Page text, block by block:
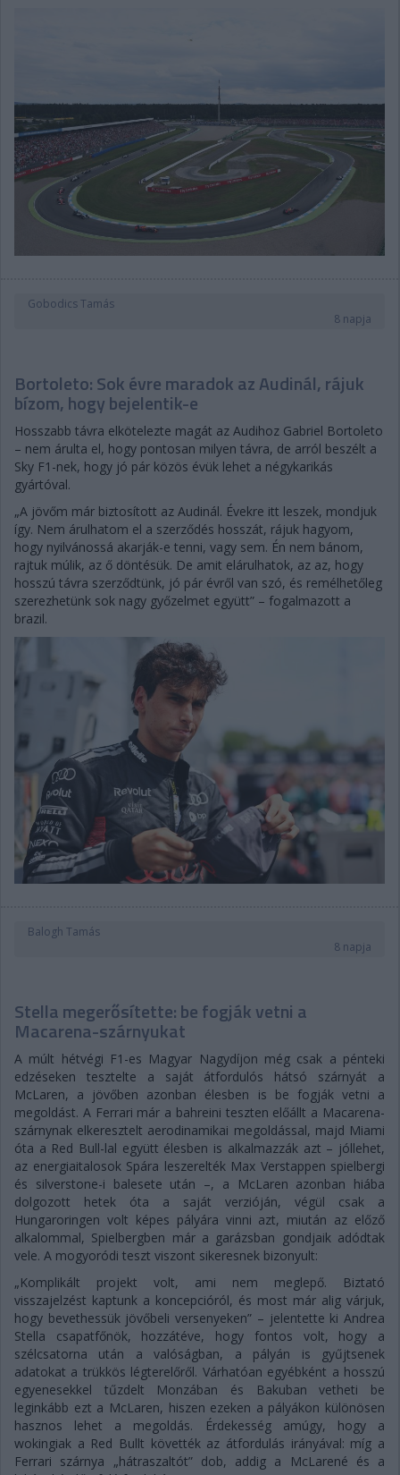
Gobodics Tamás
8 napja
Bortoleto: Sok évre maradok az Audinál, rájuk
bízom, hogy bejelentik-e
Hosszabb távra elkötelezte magát az Audihoz Gabriel Bortoleto
– nem árulta el, hogy pontosan milyen távra, de arról beszélt a
Sky F1-nek, hogy jó pár közös évük lehet a négykarikás
gyártóval.
„A jövőm már biztosított az Audinál. Évekre itt leszek, mondjuk
így. Nem árulhatom el a szerződés hosszát, rájuk hagyom,
hogy nyilvánossá akarják-e tenni, vagy sem. Én nem bánom,
rajtuk múlik, az ő döntésük. De amit elárulhatok, az az, hogy
hosszú távra szerződtünk, jó pár évről van szó, és remélhetőleg
szerezhetünk sok nagy győzelmet együtt” – fogalmazott a
brazil.
Balogh Tamás
8 napja
Stella megerősítette: be fogják vetni a
Macarena-szárnyukat
A múlt hétvégi F1-es Magyar Nagydíjon még csak a pénteki
edzéseken tesztelte a saját átfordulós hátsó szárnyát a
McLaren, a jövőben azonban élesben is be fogják vetni a
megoldást. A Ferrari már a bahreini teszten előállt a Macarena-
szárnynak elkeresztelt aerodinamikai megoldással, majd Miami
óta a Red Bull-lal együtt élesben is alkalmazzák azt – jóllehet,
az energiaitalosok Spára leszerelték Max Verstappen spielbergi
és silverstone-i balesete után –, a McLaren azonban hiába
dolgozott hetek óta a saját verzióján, végül csak a
Hungaroringen volt képes pályára vinni azt, miután az előző
alkalommal, Spielbergben már a garázsban gondjaik adódtak
vele. A mogyoródi teszt viszont sikeresnek bizonyult:
„Komplikált projekt volt, ami nem meglepő. Biztató
visszajelzést kaptunk a koncepcióról, és most már alig várjuk,
hogy bevethessük jövőbeli versenyeken” – jelentette ki Andrea
Stella csapatfőnök, hozzátéve, hogy fontos volt, hogy a
szélcsatorna után a valóságban, a pályán is gyűjtsenek
adatokat a trükkös légterelőről. Várhatóan egyébként a hosszú
egyenesekkel tűzdelt Monzában és Bakuban vetheti be
leginkább ezt a McLaren, hiszen ezeken a pályákon különösen
hasznos lehet a megoldás. Érdekesség amúgy, hogy a
wokingiak a Red Bullt követték az átfordulás irányával: míg a
Ferrari szárnya „hátraszaltót” dob, addig a McLarené és a